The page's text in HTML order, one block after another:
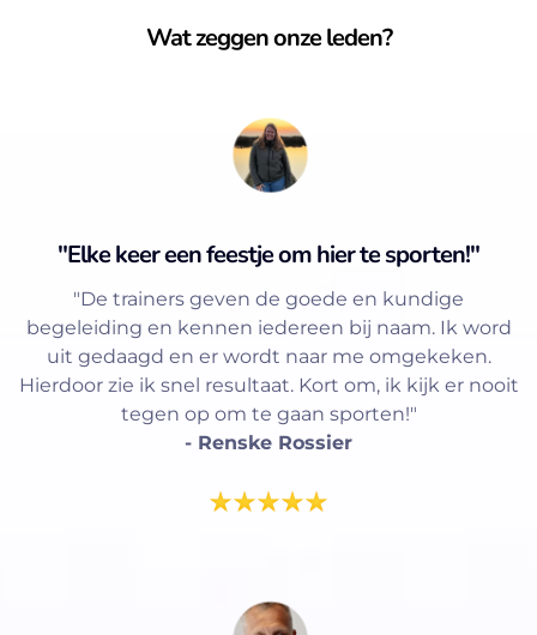
Wat zeggen onze leden?
"Elke keer een feestje om hier te sporten!"
"De trainers geven de goede en kundige
begeleiding en kennen iedereen bij naam. Ik word
uit gedaagd en er wordt naar me omgekeken.
Hierdoor zie ik snel resultaat. Kort om, ik kijk er nooit
tegen op om te gaan sporten!"
- Renske Rossier